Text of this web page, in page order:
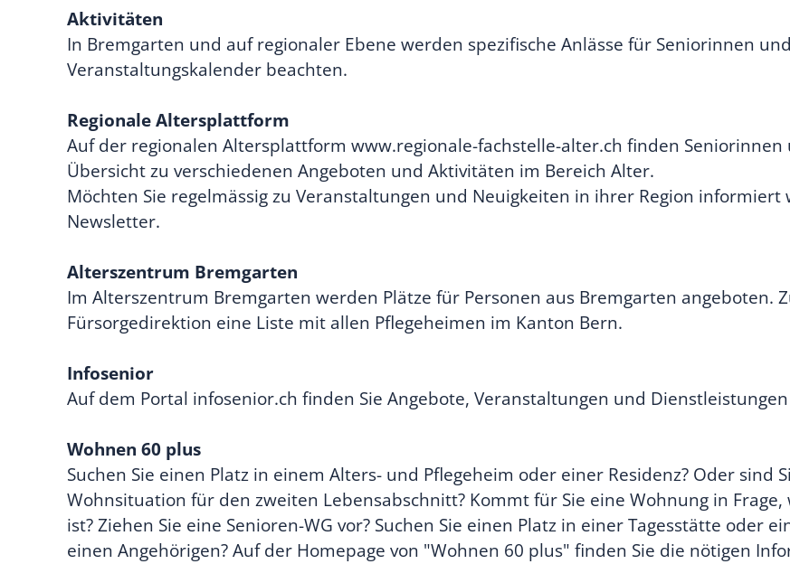
Aktivitäten
In Bremgarten und auf regionaler Ebene werden spezifische Anlässe für Seniorinnen
Veranstaltungskalender beachten.
Regionale Altersplattform
Auf der regionalen Altersplattform www.regionale-fachstelle-alter.ch finden
Übersicht zu verschiedenen Angeboten und Aktivitäten im Bereich Alter.
Möchten Sie regelmässig zu Veranstaltungen und Neuigkeiten in ihrer Region
Newsletter.
Alterszentrum Bremgarten
Im Alterszentrum Bremgarten werden Plätze für Personen aus Bremgarten angeboten.
Fürsorgedirektion eine Liste mit allen Pflegeheimen im Kanton Bern.
Infosenior
Auf dem Portal infosenior.ch finden Sie Angebote, Veranstaltungen und
Wohnen 60 plus
Suchen Sie einen Platz in einem Alters- und Pflegeheim oder einer Residenz? Oder sind
Wohnsituation für den zweiten Lebensabschnitt? Kommt für Sie eine Wohnung in
ist? Ziehen Sie eine Senioren-WG vor? Suchen Sie einen Platz in einer Tagesstätte oder
einen Angehörigen? Auf der Homepage von "Wohnen 60 plus" finden Sie die nötigen